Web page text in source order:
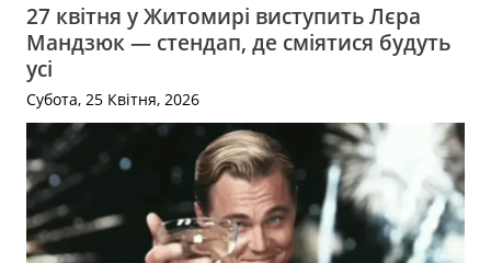
27 квітня у Житомирі виступить Лєра
Мандзюк — стендап, де сміятися будуть
усі
Субота, 25 Квітня, 2026